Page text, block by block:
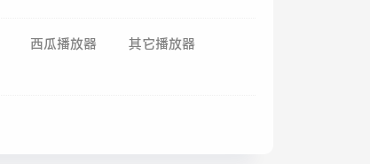
西瓜播放器
其它播放器